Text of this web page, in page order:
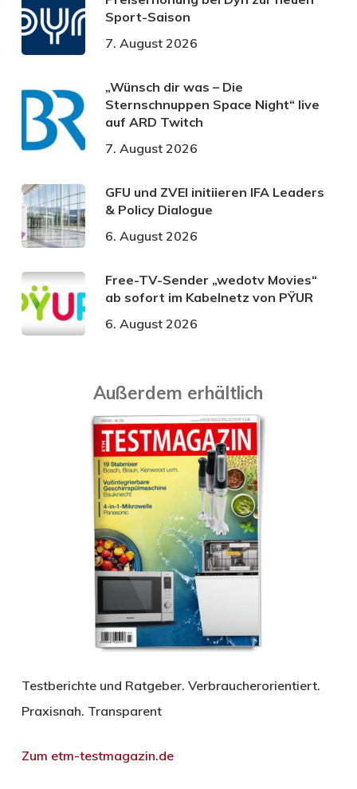
Sport-Saison
7. August 2026
„Wünsch dir was – Die
Sternschnuppen Space Night“ live
auf ARD Twitch
7. August 2026
GFU und ZVEI initiieren IFA Leaders
& Policy Dialogue
6. August 2026
Free-TV-Sender „wedotv Movies“
ab sofort im Kabelnetz von PŸUR
6. August 2026
Außerdem erhältlich
Testberichte und Ratgeber. Verbraucherorientiert.
Praxisnah. Transparent
Zum etm-testmagazin.de